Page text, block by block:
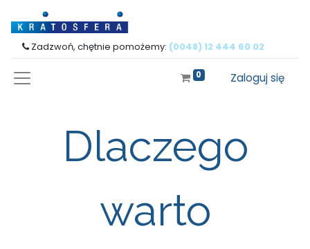
Zadzwoń, chętnie pomożemy: (0048) 12 444 60 02
0 Zaloguj się
Dlaczego
warto